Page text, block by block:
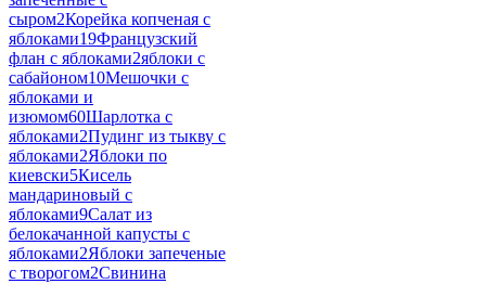
сыром2Корейка копченая с
яблоками19Французский
флан с яблоками2яблоки с
сабайоном10Мешочки с
яблоками и
изюмом60Шарлотка с
яблоками2Пудинг из тыкву с
яблоками2Яблоки по
киевски5Кисель
мандариновый с
яблоками9Салат из
белокачанной капусты с
яблоками2Яблоки запеченые
с творогом2Свинина